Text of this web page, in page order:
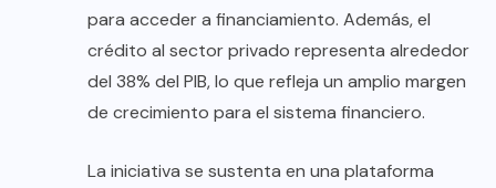
para acceder a financiamiento. Además, el
crédito al sector privado representa alrededor
del 38% del PIB, lo que refleja un amplio margen
de crecimiento para el sistema financiero.
La iniciativa se sustenta en una plataforma